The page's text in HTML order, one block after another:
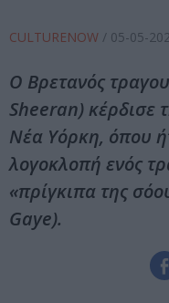
CULTURENOW / 05-05-
Ο Βρετανός
Sheeran) κέρδισε
Νέα Υόρκη, όπου
λογοκλοπή ενός
«πρίγκιπα της
Gaye).